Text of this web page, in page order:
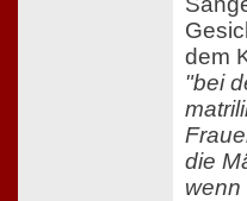
dem
"bei
die
wenn